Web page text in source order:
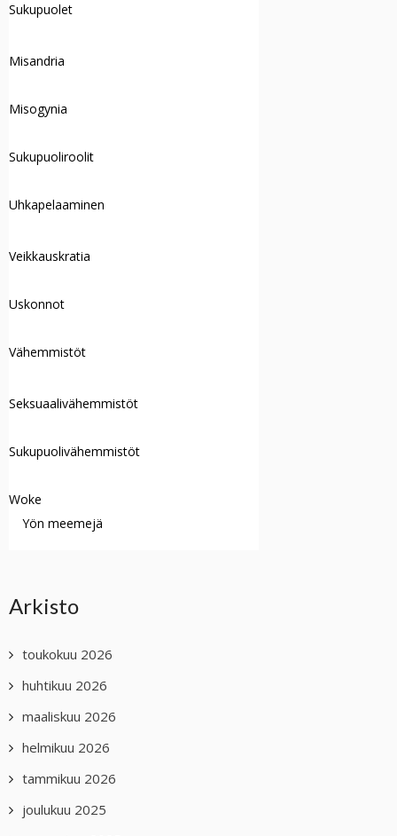
Sukupuolet
Misandria
Misogynia
Sukupuoliroolit
Uhkapelaaminen
Veikkauskratia
Uskonnot
Vähemmistöt
Seksuaalivähemmistöt
Sukupuolivähemmistöt
Woke
Yön meemejä
Arkisto
toukokuu 2026
huhtikuu 2026
maaliskuu 2026
helmikuu 2026
tammikuu 2026
joulukuu 2025